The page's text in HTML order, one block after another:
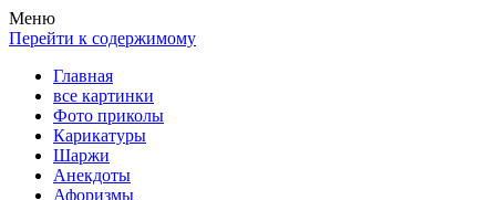
Весела хата — прикольные картинки, смешные истории, клипы!
Покажем всем ваши фото приколы, карикатуры, шаржи, стихи,
Меню
Перейти к содержимому
Главная
все картинки
Фото приколы
Карикатуры
Шаржи
Анекдоты
Афоризмы